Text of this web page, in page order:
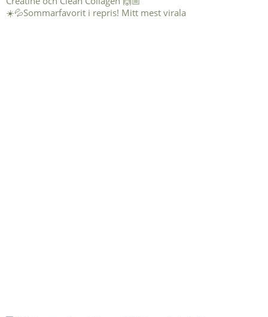
☀️💦Sommarfavorit i repris! Mitt mest virala